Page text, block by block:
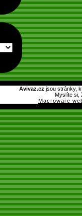
Avivaz.cz jsou stránky,
Myslíte si,
Macroware